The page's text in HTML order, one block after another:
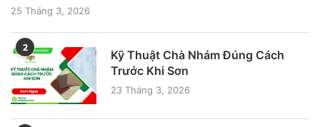
25 Tháng 3, 2026
2
Kỹ Thuật Chà Nhám Đúng Cách
Trước Khi Sơn
23 Tháng 3, 2026